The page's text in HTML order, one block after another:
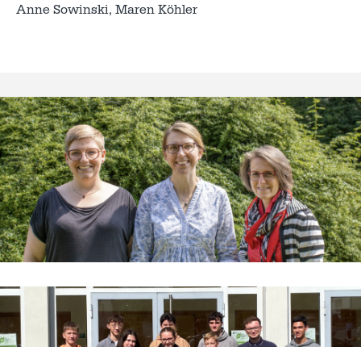
Anne Sowinski, Maren Köhler